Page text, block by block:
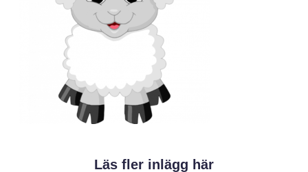
Läs fler inlägg här